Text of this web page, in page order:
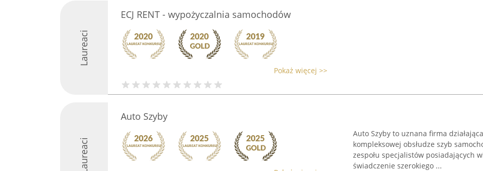
Laureaci
ECJ RENT - wypożyczalnia samochodów
Pokaż więcej >>
Laureaci
Auto Szyby
Auto Szyby to uznana firma
kompleksowej obsłudze szyb
zespołu specjalistów posiadających
świadczenie szerokiego ...